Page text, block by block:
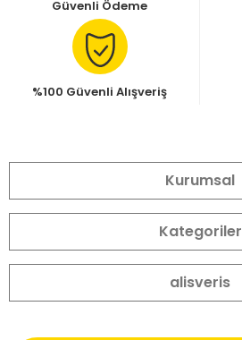
Güvenli Ödeme
%100 Güvenli Alışveriş
Kurumsal
Kategoriler
alisveris